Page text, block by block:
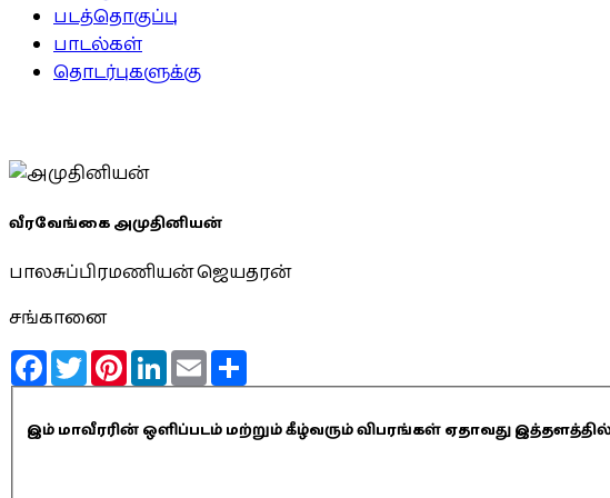
படத்தொகுப்பு
பாடல்கள்
தொடர்புகளுக்கு
வீரவேங்கை அமுதினியன்
பாலசுப்பிரமணியன் ஜெயதரன்
சங்கானை
FacebookTwitterPinterestLinkedInEmail
இம் மாவீரரின் ஒளிப்படம் மற்றும் கீழ்வரும் விபரங்கள் ஏதாவது